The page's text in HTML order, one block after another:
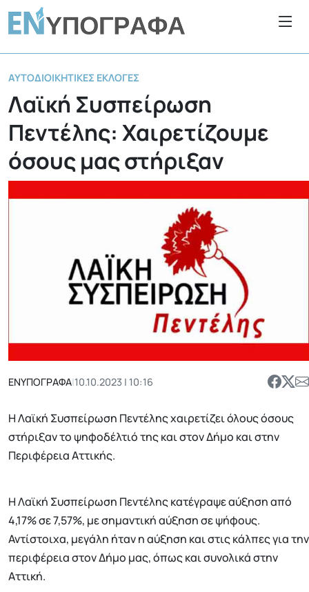
ΑΥΤΟΔΙΟΙΚΗΤΙΚΈΣ ΕΚΛΟΓΈΣ
Λαϊκή Συσπείρωση
Πεντέλης: Χαιρετίζουμε
όσους μας στήριξαν
ΕΝΥΠΟΓΡΑΦΑ|10.10.2023 | 10:16
Η Λαϊκή Συσπείρωση Πεντέλης χαιρετίζει όλους όσους
στήριξαν το ψηφοδέλτιό της και στον Δήμο και στην
Περιφέρεια Αττικής.
Η Λαϊκή Συσπείρωση Πεντέλης κατέγραψε αύξηση από
4,17% σε 7,57%, με σημαντική αύξηση σε ψήφους.
Αντίστοιχα, μεγάλη ήταν η αύξηση και στις κάλπες για την
περιφέρεια στον Δήμο μας, όπως και συνολικά στην
Αττική.